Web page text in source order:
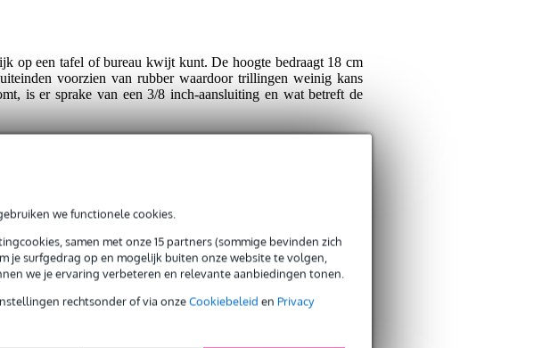
we functionele cookies.
samen met onze 15 partners (sommige bevinden zich
je surfgedrag op en mogelijk buiten onze website te volgen,
we je ervaring verbeteren en relevante aanbiedingen tonen.
rechtsonder of via onzeCookiebeleid en Privacy
op een tafel of bureau kwijt kunt. De hoogte bedraagt 18 cm
voorzien van rubber waardoor trillingen weinig kans
is er sprake van een 3/8 inch-aansluiting en wat betreft de